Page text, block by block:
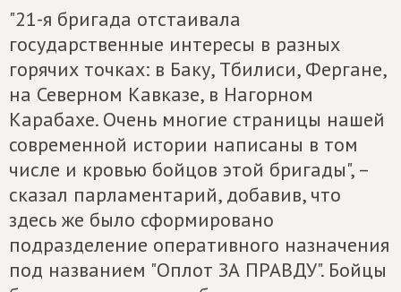
"21-я бригада отстаивала
государственные интересы в разных
горячих точках: в Баку, Тбилиси, Фергане,
на Северном Кавказе, в Нагорном
Карабахе. Очень многие страницы нашей
современной истории написаны в том
числе и кровью бойцов этой бригады", –
сказал парламентарий, добавив, что
здесь же было сформировано
подразделение оперативного назначения
под названием "Оплот ЗА ПРАВДУ". Бойцы